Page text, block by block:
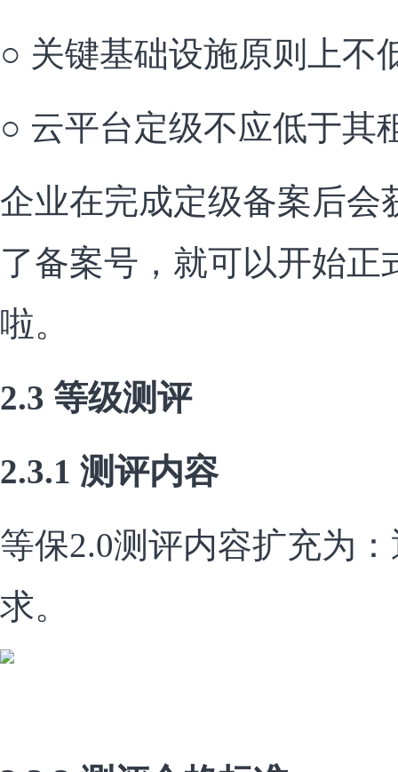
○ 关键基础设施原则上不
○ 云平台定级不应低于其
企业在完成定级备案后会
了备案号，就可以开始正
啦。
2.3 等级测评
2.3.1 测评内容
等保2.0测评内容扩充为
求。